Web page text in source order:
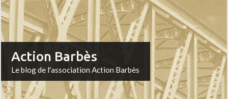
Action Barbès
Le blog de l'association Action Barbès